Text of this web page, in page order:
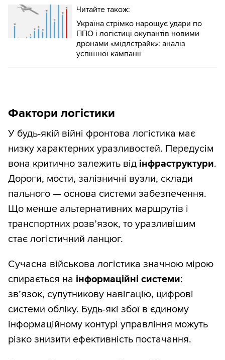
Читайте також:
Україна стрімко нарощує удари по
ППО і логістиці окупантів новими
дронами «мідлстрайк»: аналіз
успішної кампанії
Фактори логістики
У будь-якій війні фронтова логістика має
низку характерних уразливостей. Передусім
вона критично залежить від інфраструктури.
Дороги, мости, залізничні вузли, склади
пального — основа системи забезпечення.
Що менше альтернативних маршрутів і
транспортних розв’язок, то уразливішим
стає логістичний ланцюг.
Сучасна військова логістика значною мірою
спирається на інформаційні системи:
зв’язок, супутникову навігацію, цифрові
системи обліку. Будь-які збої в єдиному
інформаційному контурі управління можуть
різко знизити ефективність постачання.